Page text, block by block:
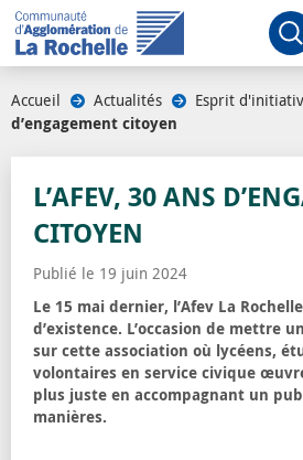
Accueil Actualités Esprit
d’engagement citoyen
L’AFEV, 30 ANS
CITOYEN
Publié le 19 juin 2024
Le 15 mai dernier, l’Afev La
d’existence. L’occasion de mettre
sur cette association où lycéens,
volontaires en service civique
plus juste en accompagnant un
manières.